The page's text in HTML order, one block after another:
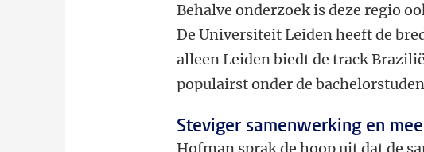
Behalve onderzoek is deze regio
De Universiteit Leiden heeft de
alleen Leiden biedt de track
populairst onder de
Steviger samenwerking en